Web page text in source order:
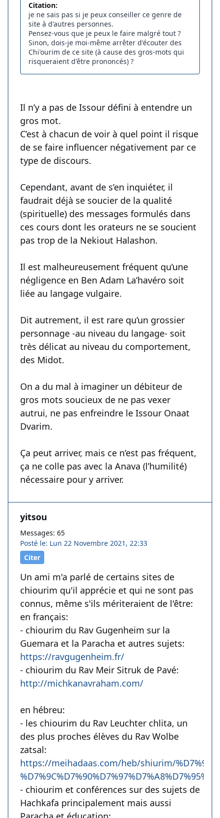
Citation:
je ne sais pas si je peux conseiller ce genre de
site à d'autres personnes.
Pensez-vous que je peux le faire malgré tout ?
Sinon, dois-je moi-même arrêter d'écouter des
Chi'ourim de ce site (à cause des gros-mots qui
risqueraient d'être prononcés) ?
Il n’y a pas de Issour défini à entendre un
gros mot.
C’est à chacun de voir à quel point il risque
de se faire influencer négativement par ce
type de discours.
Cependant, avant de s’en inquiéter, il
faudrait déjà se soucier de la qualité
(spirituelle) des messages formulés dans
ces cours dont les orateurs ne se soucient
pas trop de la Nekiout Halashon.
Il est malheureusement fréquent qu’une
négligence en Ben Adam La’havéro soit
liée au langage vulgaire.
Dit autrement, il est rare qu’un grossier
personnage -au niveau du langage- soit
très délicat au niveau du comportement,
des Midot.
On a du mal à imaginer un débiteur de
gros mots soucieux de ne pas vexer
autrui, ne pas enfreindre le Issour Onaat
Dvarim.
Ça peut arriver, mais ce n’est pas fréquent,
ça ne colle pas avec la Anava (l’humilité)
nécessaire pour y arriver.
yitsou
Messages: 65
Posté le: Lun 22 Novembre 2021, 22:33
Citer
Un ami m'a parlé de certains sites de
chiourim qu'il apprécie et qui ne sont pas
connus, même s'ils mériteraient de l'être:
en français:
- chiourim du Rav Gugenheim sur la
Guemara et la Paracha et autres sujets:
https://ravgugenheim.fr/
- chiourim du Rav Meir Sitruk de Pavé:
http://michkanavraham.com/
en hébreu:
- les chiourim du Rav Leuchter chlita, un
des plus proches élèves du Rav Wolbe
zatsal:
https://meihadaas.com/heb/shiurim/
- chiourim et conférences sur des sujets de
Hachkafa principalement mais aussi